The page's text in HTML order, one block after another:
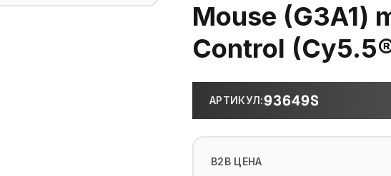
Mouse (G3A1)
Control
АРТИКУЛ:93649S
B2B ЦЕНА